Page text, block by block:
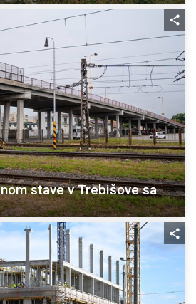
stave v Trebišove sa